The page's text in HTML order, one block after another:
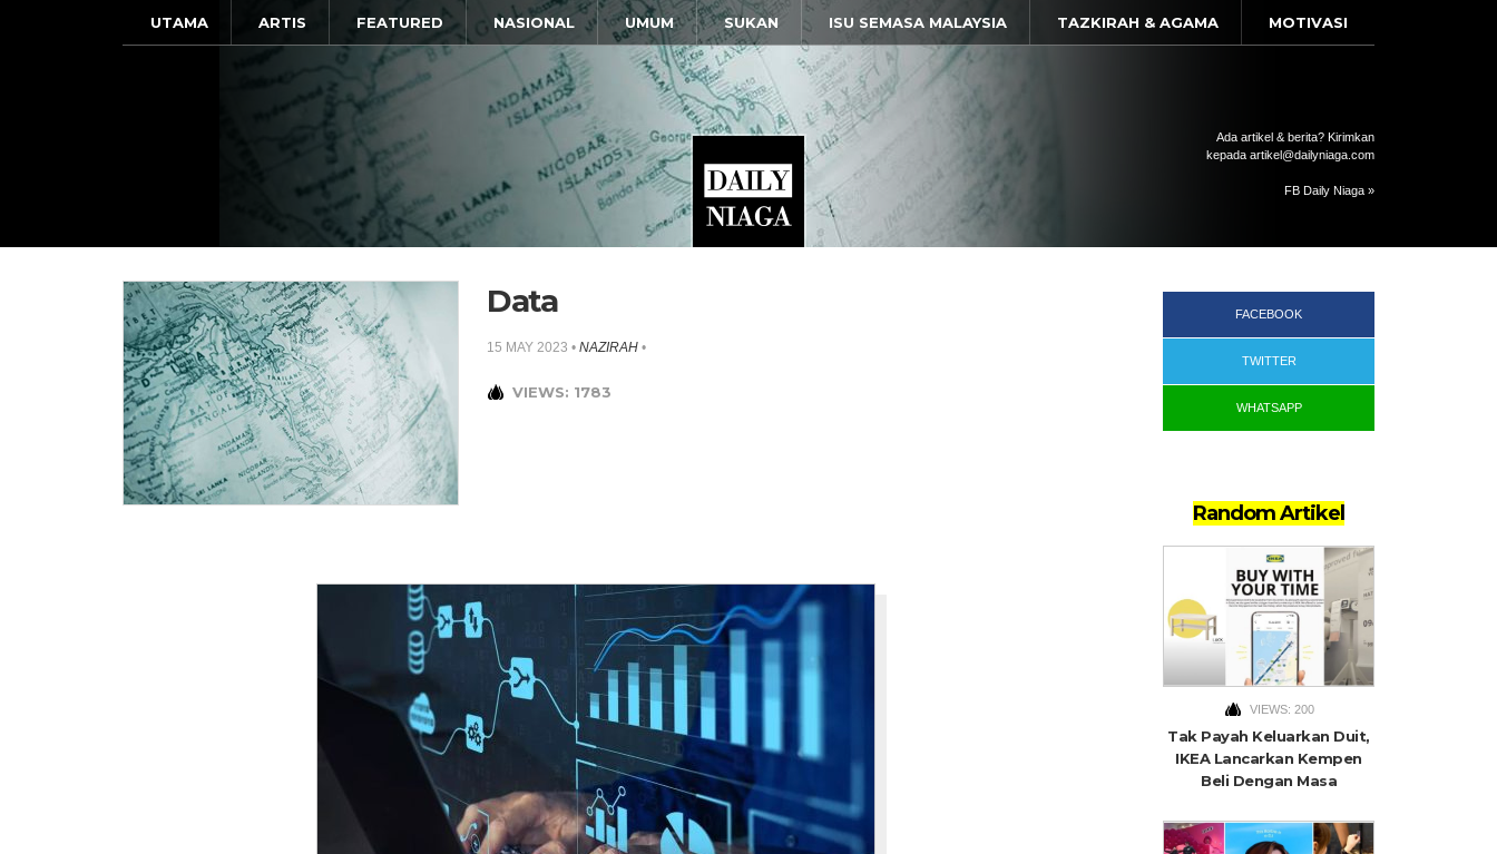
UTAMA ARTIS FEATURED NASIONAL UMUM SUKAN ISU SEMASA MALAYSIA TAZKIRAH & AGAMA MOTIVASI
Ada artikel & berita? Kirimkan
kepada artikel@dailyniaga.com
FB Daily Niaga »
Data
15 MAY 2023 • NAZIRAH •
VIEWS: 1783
FACEBOOK
TWITTER
WHATSAPP
Random Artikel
VIEWS: 200
Tak Payah Keluarkan Duit,
IKEA Lancarkan Kempen
Beli Dengan Masa